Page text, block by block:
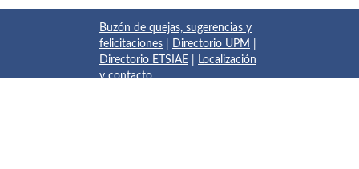
Buzón de quejas, sugerencias y
felicitaciones
Directorio UPM
Directorio ETSIAE
Localización
y contacto